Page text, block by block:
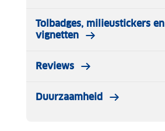
Tolbadges, milieustickers en
vignetten
Reviews
Duurzaamheid